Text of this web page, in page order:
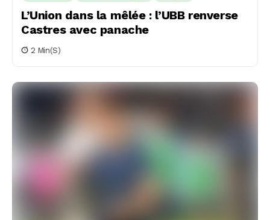
L’Union dans la mêlée : l’UBB renverse
Castres avec panache
2 Min(s)